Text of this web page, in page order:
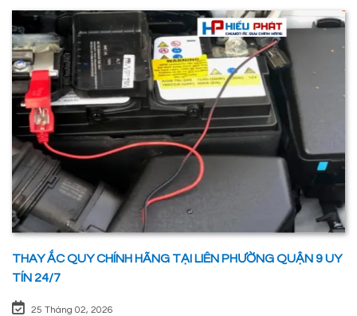
Hữu Quận 9 một cách nhanh chóng, chuyên nghiệp và đảm bảo
mọi hoạt động của các phương tiên giao thông không bị gián
đoạn. 1. Dịch vụ thay ắc quy tận nơi tại Phường Phú Hữu Quận 9
nhanh chóng, uy tín
THAY ẮC QUY CHÍNH HÃNG TẠI LIÊN PHƯỜNG QUẬN 9 UY
TÍN 24/7
25 Tháng 02, 2026